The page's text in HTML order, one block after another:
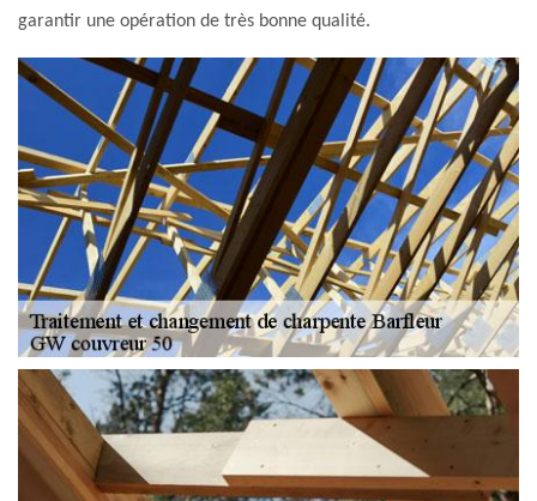
garantir une opération de très bonne qualité.